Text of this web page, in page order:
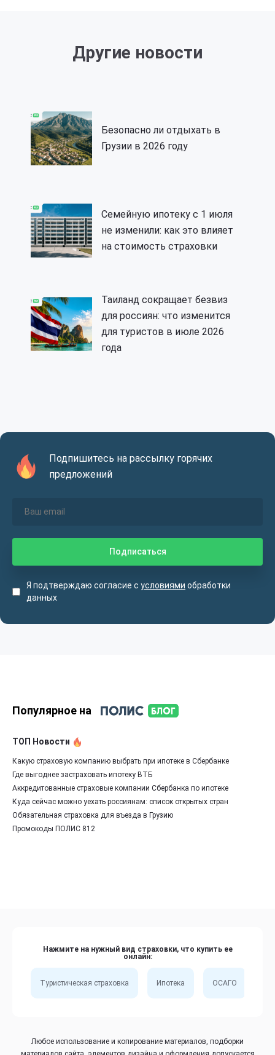
Другие новости
Безопасно ли отдыхать в
Грузии в 2026 году
Семейную ипотеку с 1 июля
не изменили: как это влияет
на стоимость страховки
Таиланд сокращает безвиз
для россиян: что изменится
для туристов в июле 2026
года
Подпишитесь на рассылку горячих
предложений
Я подтверждаю согласие с условиями обработки
данных
Популярное на
ТОП Новости
Какую страховую компанию выбрать при ипотеке в Сбербанке
Где выгоднее застраховать ипотеку ВТБ
Аккредитованные страховые компании Сбербанка по ипотеке
Куда сейчас можно уехать россиянам: список открытых стран
Обязательная страховка для въезда в Грузию
Промокоды ПОЛИС 812
Нажмите на нужный вид страховки, что купить ее
онлайн:
Туристическая страховка Ипотека ОСАГО
Любое использование и копирование материалов, подборки